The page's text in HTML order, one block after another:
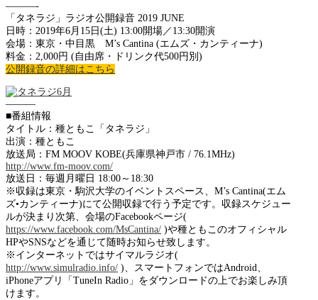
———-
「タネラジ」ラジオ公開録音 2019 JUNE
日時：2019年6月15日(土) 13:00開場／13:30開演
会場：東京・中目黒 M’s Cantina (エムズ・カンティーナ)
料金：2,000円 (自由席・ドリンク代500円別)
公開録音の詳細はこちら
———
■番組情報
タイトル：種ともこ「タネラジ」
出演：種ともこ
放送局：FM MOOV KOBE(兵庫県神戸市 / 76.1MHz)
http://www.fm-moov.com/
放送日：毎週月曜日 18:00～18:30
※収録は東京・駒沢大学のイベントスペース、M’s Cantina(エム
ズ•カンティーナ)にて公開収録で行う予定です。収録スケジュー
ルが決まり次第、会場のFacebookページ(
https://www.facebook.com/MsCantina/ )や種ともこのオフィシャル
HPやSNSなどを通じて随時お知らせ致します。
※インターネットではサイマルラジオ(
http://www.simulradio.info/ )、スマートフォンではAndroid、
iPhoneアプリ「TuneIn Radio」をダウンロードの上でお楽しみ頂
けます。